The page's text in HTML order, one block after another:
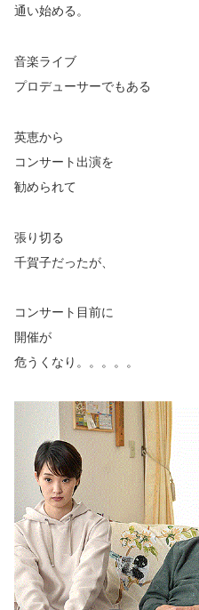
通い始める。
音楽ライブ
プロデューサーでもある
英恵から
コンサート出演を
勧められて
張り切る
千賀子だったが、
コンサート目前に
開催が
危うくなり。。。。。